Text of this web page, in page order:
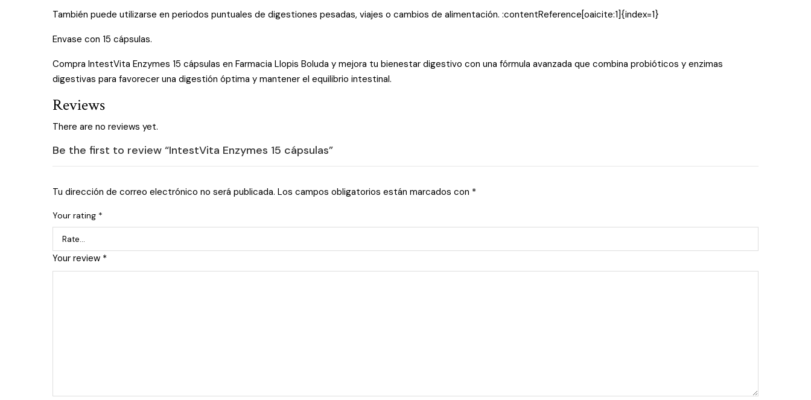
También puede utilizarse en periodos puntuales de digestiones pesadas, viajes o cambios de alimentación. :contentReference[oaicite:1]{index=1}
Envase con 15 cápsulas.
Compra IntestVita Enzymes 15 cápsulas en Farmacia Llopis Boluda y mejora tu bienestar digestivo con una fórmula avanzada que combina probióticos y enzimas
digestivas para favorecer una digestión óptima y mantener el equilibrio intestinal.
Reviews
There are no reviews yet.
Be the first to review “IntestVita Enzymes 15 cápsulas”
Tu dirección de correo electrónico no será publicada. Los campos obligatorios están marcados con *
Your rating *
Your review *